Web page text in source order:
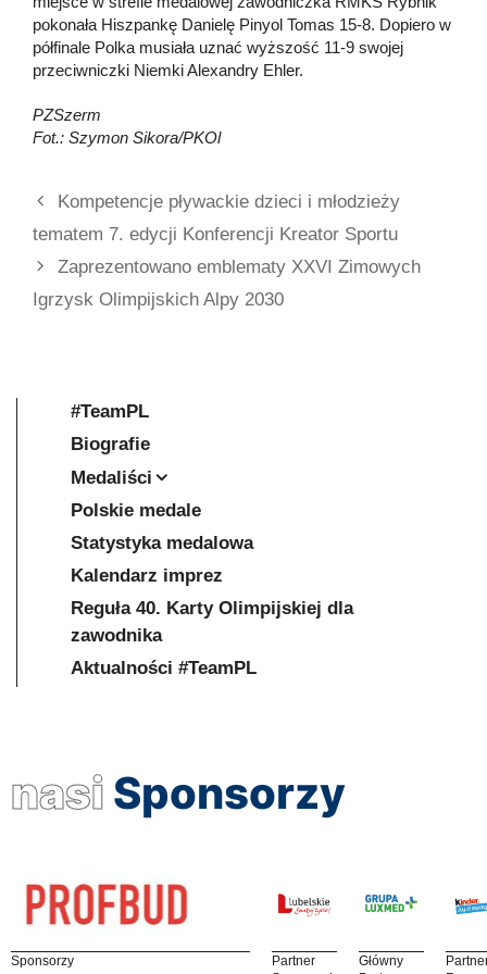
pokonała Hiszpankę Danielę Pinyol Tomas 15-8. Dopiero w
półfinale Polka musiała uznać wyższość 11-9 swojej
przeciwniczki Niemki Alexandry Ehler.
PZSzerm
Fot.: Szymon Sikora/PKOl
Kompetencje pływackie dzieci i młodzieży
tematem 7. edycji Konferencji Kreator Sportu
Zaprezentowano emblematy XXVI Zimowych
Igrzysk Olimpijskich Alpy 2030
#TeamPL
Biografie
Medaliści
Polskie medale
Statystyka medalowa
Kalendarz imprez
Reguła 40. Karty Olimpijskiej dla
zawodnika
Aktualności #TeamPL
nasi Sponsorzy
Sponsorzy
Partner
Główny